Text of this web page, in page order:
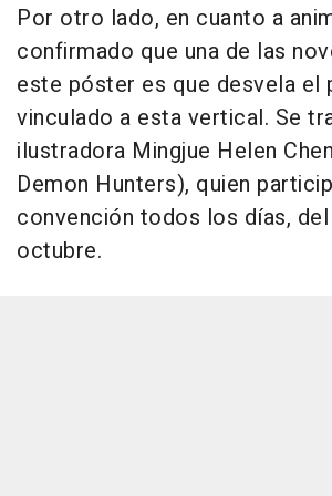
Por otro lado, en cuanto a
confirmado que una de las
este póster es que desvela el
vinculado a esta vertical. Se
ilustradora Mingjue Helen
Demon Hunters), quien
convención todos los días,
octubre.